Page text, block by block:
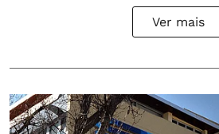
Ver mais